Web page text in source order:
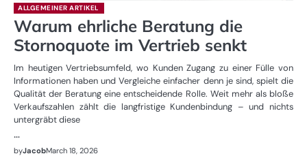
ALLGEMEINER ARTIKEL
Warum ehrliche Beratung die
Stornoquote im Vertrieb senkt
Im heutigen Vertriebsumfeld, wo Kunden Zugang zu einer Fülle von
Informationen haben und Vergleiche einfacher denn je sind, spielt die
Qualität der Beratung eine entscheidende Rolle. Weit mehr als bloße
Verkaufszahlen zählt die langfristige Kundenbindung – und nichts
untergräbt diese
…
byJacobMarch 18, 2026